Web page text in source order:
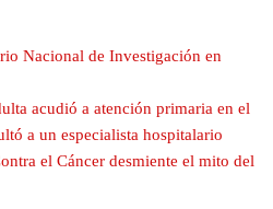
Nacional de Investigación en
acudió a atención primaria en el
a un especialista hospitalario
el Cáncer desmiente el mito del